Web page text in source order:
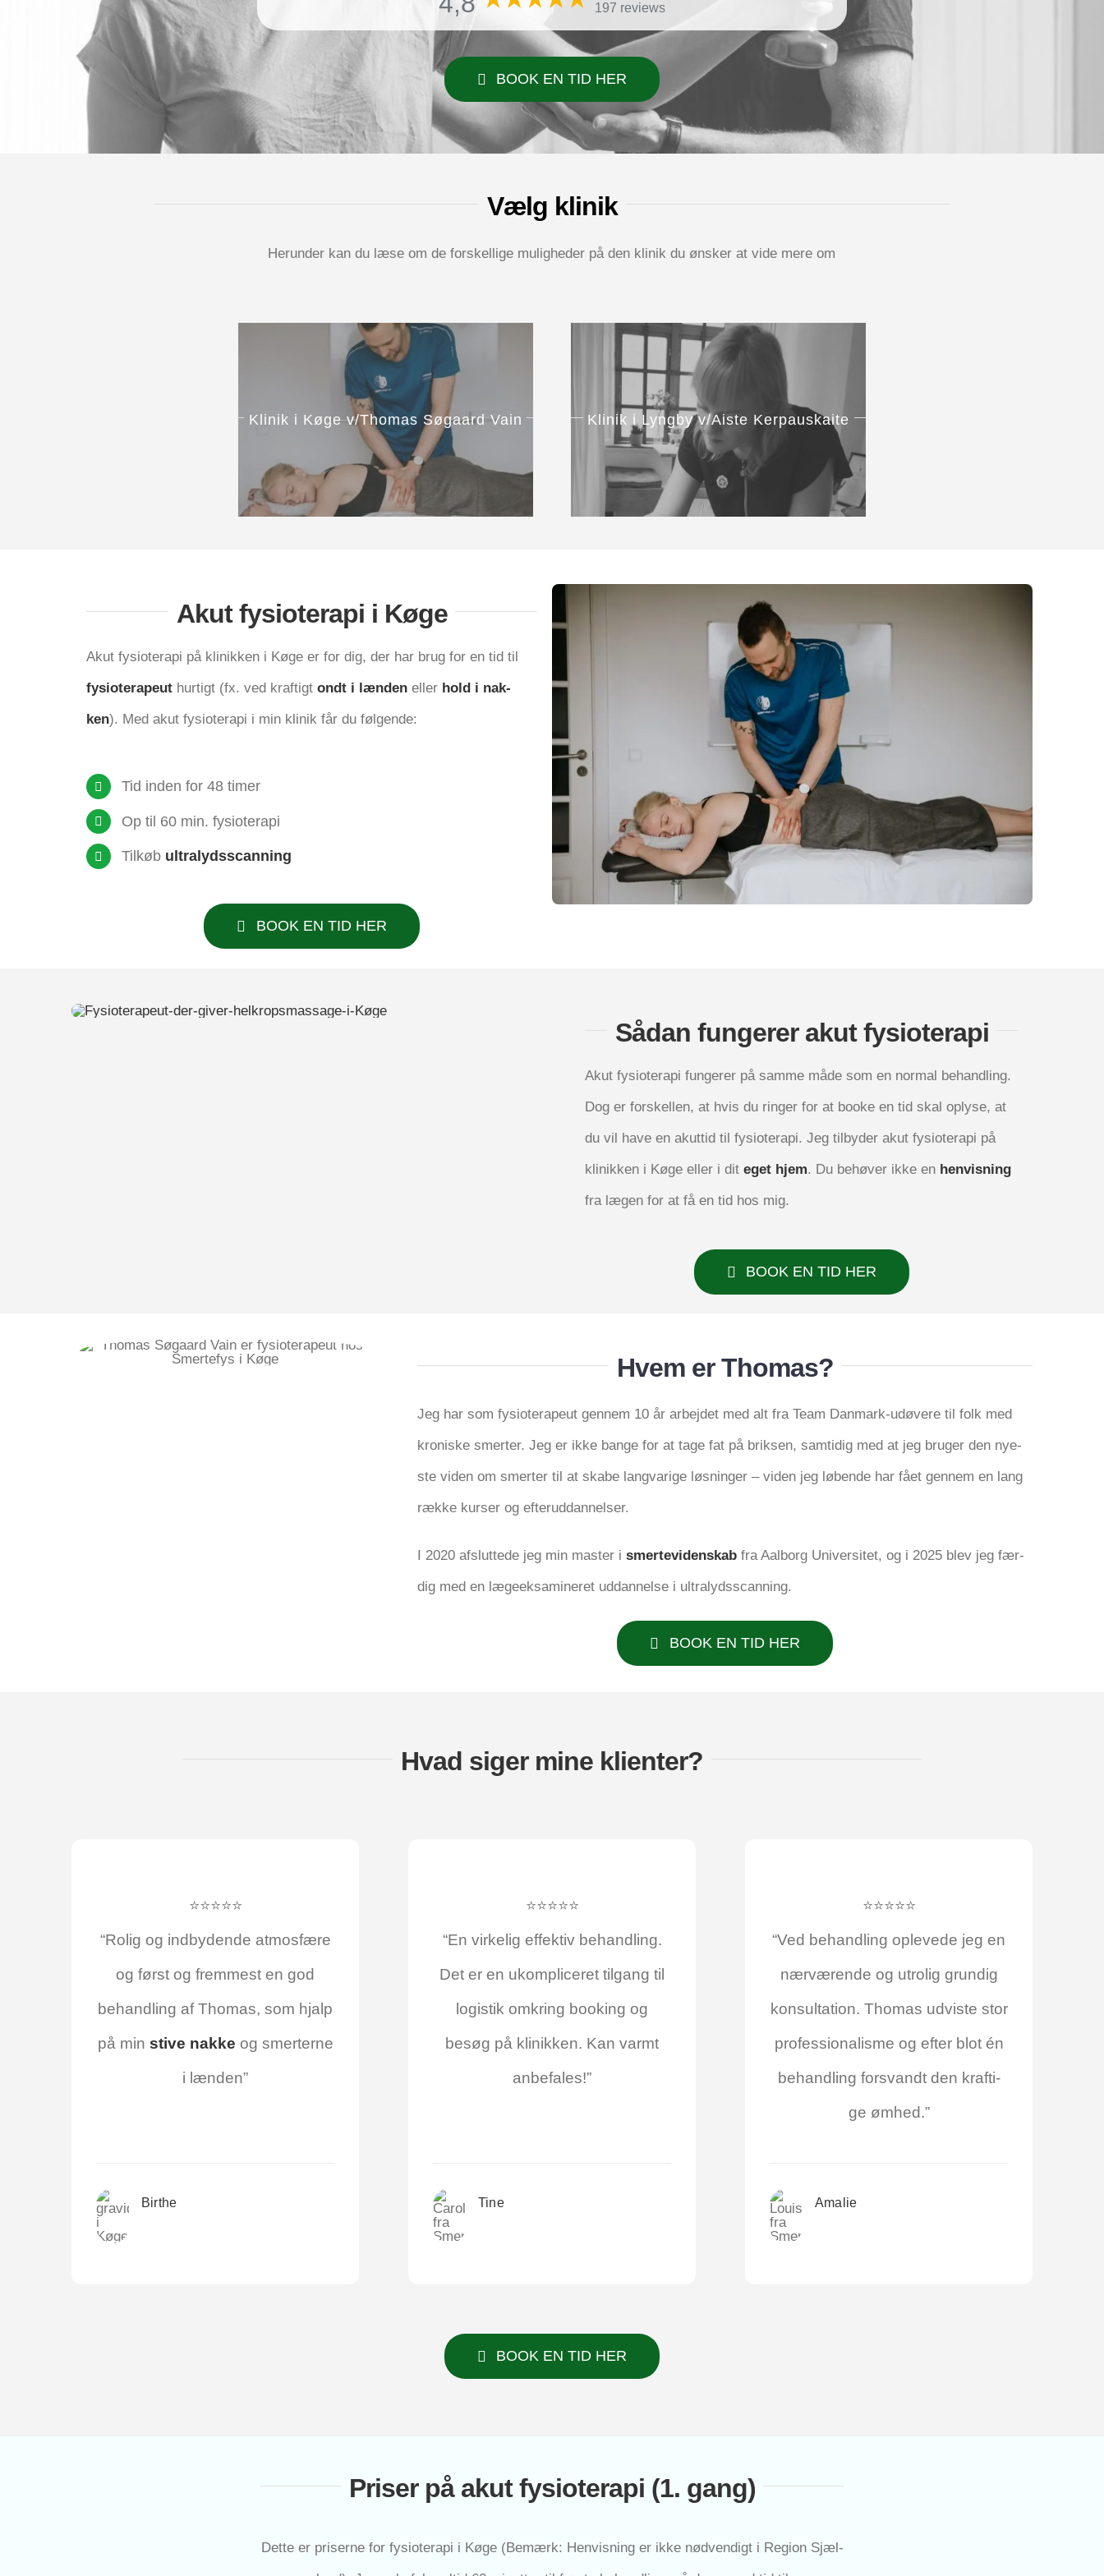
197 reviews
BOOK EN TID HER
Vælg kli­nik
Her­un­der kan du læse om de for­skel­li­ge mulig­he­der på den kli­nik du ønsker at vide mere om
Kli­nik i Køge v/Thomas Søgaard Vain Kli­nik i Lyng­by v/Aiste Kerpauskaite
Akut fysi­o­te­ra­pi i Køge
Akut fysi­o­te­ra­pi på kli­nik­ken i Køge er for dig, der har brug for en tid til
fysi­o­te­ra­pe­uthur­tigt (fx. ved kraf­tigt ondt i læn­deneller hold i nak­
ken). Med akut fysi­o­te­ra­pi i min kli­nik får du følgende:
Tid inden for 48 timer
Op til 60 min. fysioterapi
Til­køb ultra­lyds­scan­ning
BOOK EN TID HER
Sådan fun­ge­rer akut fysioterapi
Akut fysi­o­te­ra­pi fun­ge­rer på sam­me måde som en nor­mal behand­ling.
Dog er for­skel­len, at hvis du rin­ger for at boo­ke en tid skal oply­se, at
du vil have en aku­t­tid til fysi­o­te­ra­pi. Jeg til­by­der akut fysi­o­te­ra­pi på
kli­nik­ken i Køge eller i diteget hjem. Du behø­ver ikke en hen­vis­ning
fra lægen for at få en tid hos mig.
BOOK EN TID HER
Hvem er Thomas?
Jeg har som fysi­o­te­ra­pe­ut gen­nem 10 år arbej­det med alt fra Team Dan­mark-udø­ve­re til folk med
kro­ni­ske smer­ter. Jeg er ikke ban­ge for at tage fat på brik­sen, sam­ti­dig med at jeg bru­ger den nye­
ste viden om smer­ter til at ska­be lang­va­ri­ge løs­nin­ger – viden jeg løben­de har fået gen­nem en lang
ræk­ke kur­ser og efteruddannelser.
I 2020 afslut­te­de jeg min master ismer­te­vi­den­skab fra Aal­borg Uni­ver­si­tet, og i 2025 blev jeg fær­
dig med en læge­ek­sa­mi­ne­ret uddan­nel­se i ultralydsscanning.
BOOK EN TID HER
Hvad siger mine klienter?
⭐⭐⭐⭐⭐
“Rolig og ind­by­den­de atmos­fæ­re
og først og frem­mest en god
behand­ling af Tho­mas, som hjalp
på min sti­ve nak­ke og smer­ter­ne
i lænden”
Bir­t­he
⭐⭐⭐⭐⭐
“En vir­ke­lig effek­tiv behand­ling.
Det er en ukom­pli­ce­ret til­gang til
logi­stik omkring book­ing og
besøg på kli­nik­ken. Kan varmt
anbefales!”
Tine
⭐⭐⭐⭐⭐
“Ved behand­ling ople­ve­de jeg en
nær­væ­ren­de og utro­lig grun­dig
kon­sul­ta­tion. Tho­mas udvi­ste stor
pro­fes­sio­na­lis­me og efter blot én
behand­ling for­svandt den kraf­ti­
ge ømhed.”
Ama­lie
BOOK EN TID HER
Pri­ser på akut fysi­o­te­ra­pi (1. gang)
Det­te er pri­ser­ne for fysi­o­te­ra­pi i Køge (Bemærk: Hen­vis­ning er ikke nød­ven­digt i Region Sjæl­